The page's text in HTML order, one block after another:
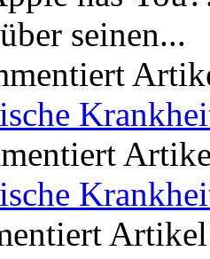
seinen...